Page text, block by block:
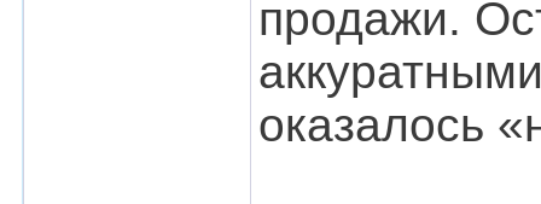
продажи.
оказалось